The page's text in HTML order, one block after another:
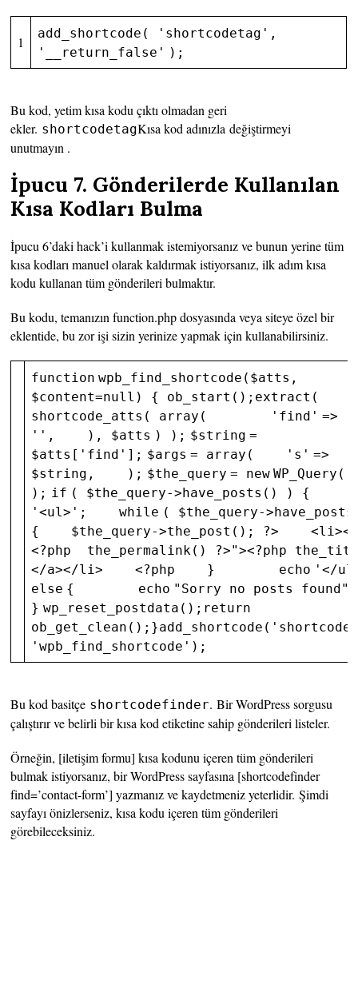
1
add_shortcode( 'shortcodetag' ,
'__return_false' );
Bu kod, yetim kısa kodu çıktı olmadan geri
ekler. shortcodetagKısa kod adınızla değiştirmeyi
unutmayın .
İpucu 7. Gönderilerde Kullanılan
Kısa Kodları Bulma
İpucu 6’daki hack’i kullanmak istemiyorsanız ve bunun yerine tüm
kısa kodları manuel olarak kaldırmak istiyorsanız, ilk adım kısa
kodu kullanan tüm gönderileri bulmaktır.
Bu kodu, temanızın function.php dosyasında veya siteye özel bir
eklentide, bu zor işi sizin yerinize yapmak için kullanabilirsiniz.
function wpb_find_shortcode( $atts ,
$content=null) { ob_start(); extract(
shortcode_atts( array ( 'find' =>
'' , ), $atts ) ); $string =
$atts [ 'find' ]; $args = array ( 's' =>
$string , ); $the_query = new WP_Query(
); if ( $the_query->have_posts() ) {
'<ul>' ; while ( $the_query-
{
$the_query->the_post(); ?>
<?php the_permalink() ?>"><?php
</a></li>
<?php } echo '</
else { echo "Sorry no posts found"
} wp_reset_postdata(); return
ob_get_clean(); }add_shortcode(
'wpb_find_shortcode' );
Bu kod basitçe shortcodefinder. Bir WordPress sorgusu
çalıştırır ve belirli bir kısa kod etiketine sahip gönderileri listeler.
Örneğin, [iletişim formu] kısa kodunu içeren tüm gönderileri
bulmak istiyorsanız, bir WordPress sayfasına [shortcodefinder
find=’contact-form’] yazmanız ve kaydetmeniz yeterlidir. Şimdi
sayfayı önizlerseniz, kısa kodu içeren tüm gönderileri
görebileceksiniz.